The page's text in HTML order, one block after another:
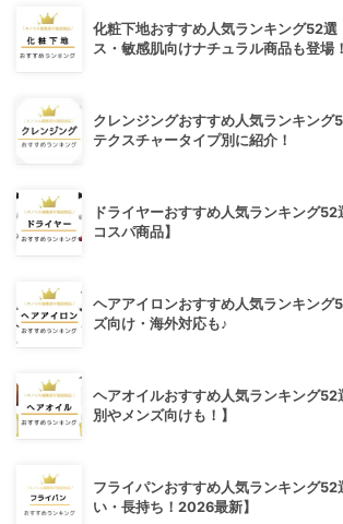
化粧下地おすすめ人気ランキング52選
ス・敏感肌向けナチュラル商品も登場！
クレンジングおすすめ人気ランキング
テクスチャータイプ別に紹介！
ドライヤーおすすめ人気ランキング52
コスパ商品】
ヘアアイロンおすすめ人気ランキング
ズ向け・海外対応も♪
ヘアオイルおすすめ人気ランキング52
別やメンズ向けも！】
フライパンおすすめ人気ランキング52
い・長持ち！2026最新】